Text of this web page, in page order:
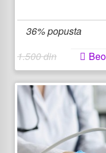
36% popusta
1.500 din